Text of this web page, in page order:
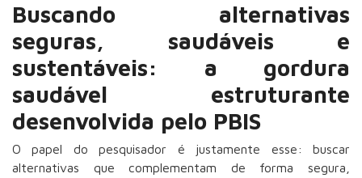
Buscando alternativas
seguras, saudáveis e
sustentáveis: a gordura
saudável estruturante
desenvolvida pelo PBIS
O papel do pesquisador é justamente esse: buscar
alternativas que complementam de forma segura,